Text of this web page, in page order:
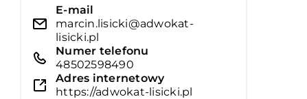
E-mail
marcin.lisicki@adwokat-
lisicki.pl
Numer telefonu
48502598490
Adres internetowy
https://adwokat-lisicki.pl